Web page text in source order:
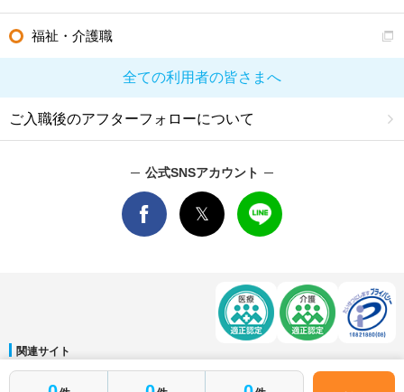
福祉・介護職
全ての利用者の皆さまへ
ご入職後のアフターフォローについて
公式SNSアカウント
関連サイト
マイナビDOCTOR│マイナビ看護師│マイナビ薬剤師│マイナビ保育士